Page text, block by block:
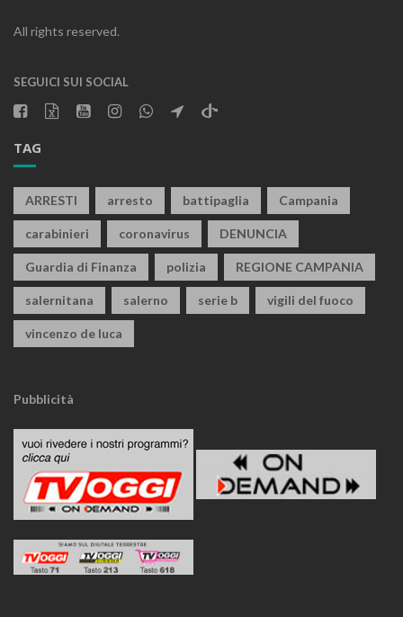
All rights reserved.
SEGUICI SUI SOCIAL
TAG
ARRESTI arresto battipaglia Campania
carabinieri coronavirus DENUNCIA
Guardia di Finanza polizia REGIONE CAMPANIA
salernitana salerno serie b vigili del fuoco
vincenzo de luca
Pubblicità